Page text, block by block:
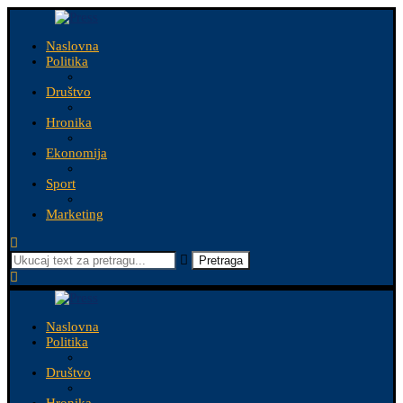
Naslovna
Politika
Društvo
Hronika
Ekonomija
Sport
Marketing
Pretraga
Naslovna
Politika
Društvo